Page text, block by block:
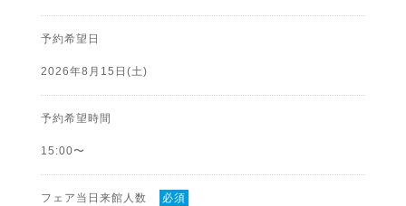
予約希望日
2026年8月15日(土)
予約希望時間
15:00〜
フェア当日来館人数 必須